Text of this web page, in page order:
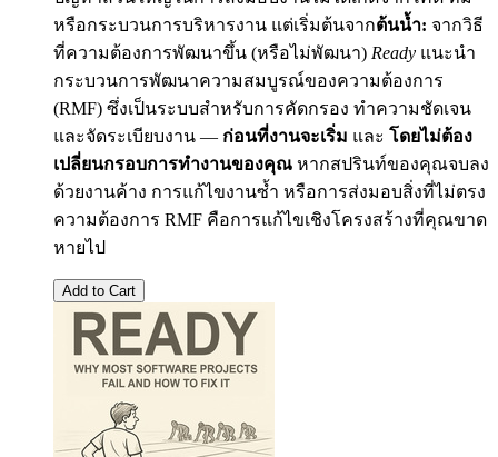
หรือกระบวนการบริหารงาน แต่เริ่มต้นจากต้นน้ำ: จากวิธี
ที่ความต้องการพัฒนาขึ้น (หรือไม่พัฒนา) Ready แนะนำ
กระบวนการพัฒนาความสมบูรณ์ของความต้องการ
(RMF) ซึ่งเป็นระบบสำหรับการคัดกรอง ทำความชัดเจน
และจัดระเบียบงาน — ก่อนที่งานจะเริ่ม และ โดยไม่ต้อง
เปลี่ยนกรอบการทำงานของคุณ หากสปรินท์ของคุณจบลง
ด้วยงานค้าง การแก้ไขงานซ้ำ หรือการส่งมอบสิ่งที่ไม่ตรง
ความต้องการ RMF คือการแก้ไขเชิงโครงสร้างที่คุณขาด
หายไป
Add to Cart